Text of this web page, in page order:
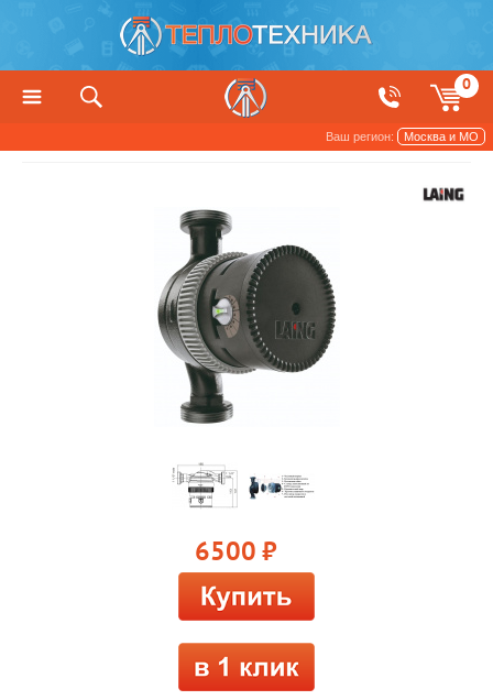
0
Ваш регион: Москва и МО
6500 руб.